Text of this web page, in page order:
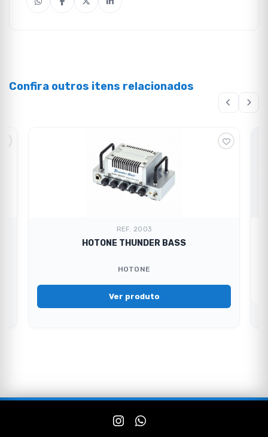
Confira outros itens relacionados
REF. 2003
HOTONE THUNDER BASS
HOTONE
Ver produto